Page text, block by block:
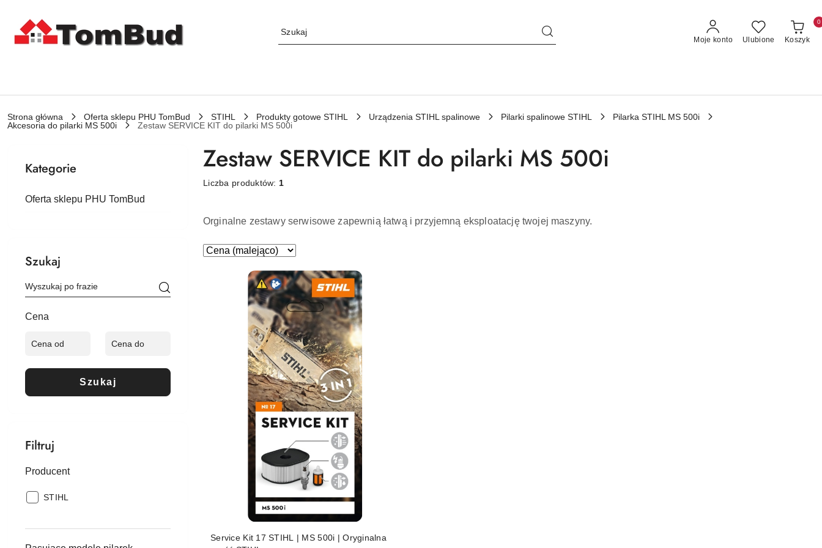
Moje konto Ulubione Koszyk
0
Strona główna Oferta sklepu PHU TomBud STIHL Produkty gotowe STIHL Urządzenia STIHL spalinowe Pilarki spalinowe STIHL
Pilarka STIHL MS 500i
Akcesoria do pilarki MS 500i
Zestaw SERVICE KIT do pilarki MS 500i
Kategorie
Oferta sklepu PHU TomBud
Szukaj
Cena
Szukaj
Filtruj
Producent
Producent:
STIHL
Zestaw SERVICE KIT do pilarki MS 500i
Liczba produktów: 1
Orginalne zestawy serwisowe zapewnią łatwą i przyjemną eksploatację twojej maszyny.
Zastosowano
(malejąco).
Sortuj
Service Kit 17 STIHL | MS 500i | Oryginalna
DO KOSZYKA